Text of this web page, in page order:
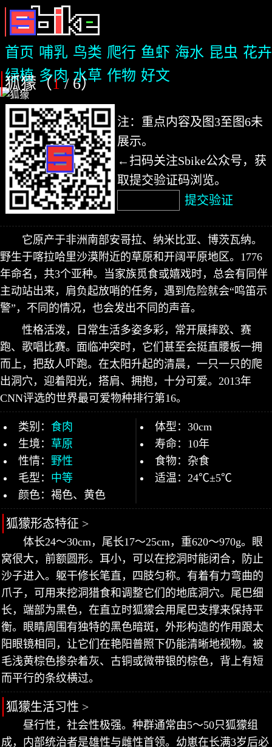
首页 哺乳 鸟类 爬行 鱼虾 海水 昆虫 花卉
绿植 多肉 水草 作物 好文
狐獴（1/ 6）
注：重点内容及图3至图6未
展示。
←扫码关注Sbike公众号，获
取提交验证码浏览。
提交验证
它原产于非洲南部安哥拉、纳米比亚、博茨瓦纳。
野生于喀拉哈里沙漠附近的草原和开阔平原地区。1776
年命名，共3个亚种。当家族觅食或嬉戏时，总会有同伴
主动站出来，肩负起放哨的任务，遇到危险就会“鸣笛示
警”，不同的情况，也会发出不同的声音。
性格活泼，日常生活多姿多彩，常开展摔跤、赛
跑、歌唱比赛。面临冲突时，它们甚至会挺直腰板一拥
而上，把敌人吓跑。在太阳升起的清晨，一只一只的爬
出洞穴，迎着阳光，搭肩、拥抱，十分可爱。2013年
CNN评选的世界最可爱物种排行第16。
类别： 食肉
生境： 草原
性情： 野性
毛型： 中等
颜色：褐色、黄色
体型：30cm
寿命：10年
食物：杂食
适温：24℃±5℃
狐獴形态特征 >
体长24～30cm，尾长17～25cm，重620～970g。眼
窝很大，前额圆形。耳小，可以在挖洞时能闭合，防止
沙子进入。躯干修长笔直，四肢匀称。有着有力弯曲的
爪子，可用来挖洞猎食和调整它们的地底洞穴。尾巴细
长，端部为黑色，在直立时狐獴会用尾巴支撑来保持平
衡。眼睛周围有独特的黑色暗斑，外形构造的作用跟太
阳眼镜相同，让它们在艳阳普照下仍能清晰地视物。被
毛浅黄棕色掺杂着灰、古铜或微带银的棕色，背上有短
而平行的条纹横过。
狐獴生活习性 >
昼行性，社会性极强。种群通常由5～50只狐獴组
成，内部统治者是雄性与雌性首领。幼崽在长满3岁后必